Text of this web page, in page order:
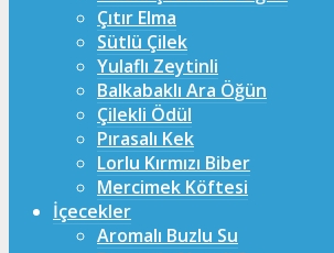
Çıtır Elma
Sütlü Çilek
Yulaflı Zeytinli
Balkabaklı Ara Öğün
Çilekli Ödül
Pırasalı Kek
Lorlu Kırmızı Biber
Mercimek Köftesi
İçecekler
Aromalı Buzlu Su